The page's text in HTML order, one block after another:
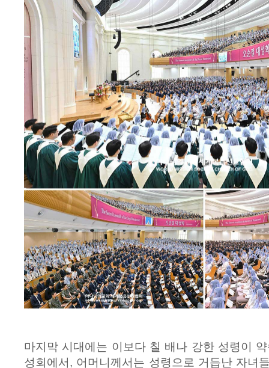
마지막 시대에는 이보다 칠 배나 강한 성령이
성회에서, 어머니께서는 성령으로 거듭난 자녀